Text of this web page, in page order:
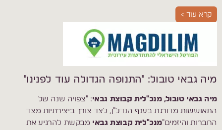
קרא עוד >
מיה גבאי טובול: "התנופה הגדולה עוד לפנינו"
מיה גבאי טובול, מנכ"לית קבוצת גבאי: "צפויה שנה של
התאוששות מדורגת בענף הנדל"ן, לצד צורך ביצירתיות מצד
החברות והיזמים"מנכ"לית קבוצת גבאי מבקשת להרגיע את